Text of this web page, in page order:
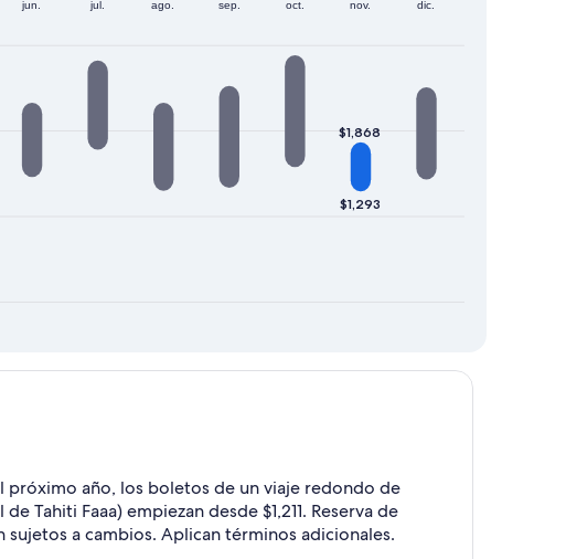
jun. jul. ago. sep. oct. nov. dic.
$1,293
$1,868
próximo año, los boletos de un viaje redondo de
Tahiti Faaa) empiezan desde $1,211. Reserva de
a cambios. Aplican términos adicionales.